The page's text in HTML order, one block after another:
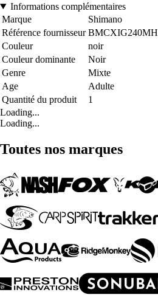
Informations complémentaires
Marque
Shimano
Référence fournisseur BMCXIG240MH
Couleur
noir
Couleur dominante
Noir
Genre
Mixte
Age
Adulte
Quantité du produit
1
Loading...
Loading...
Toutes nos marques